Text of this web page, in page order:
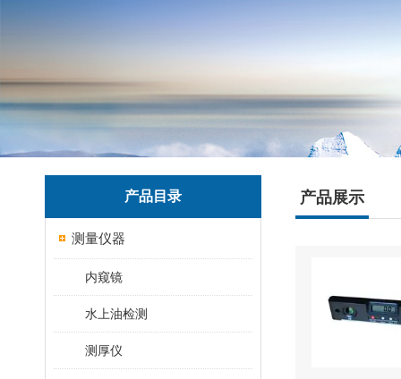
产品目录
测量仪器
内窥镜
水上油检测
测厚仪
产品展示